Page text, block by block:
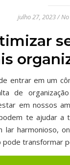
julho 27, 2023/
entrar em um
de
em nossos
te ajudar a
harmonioso,
transformar